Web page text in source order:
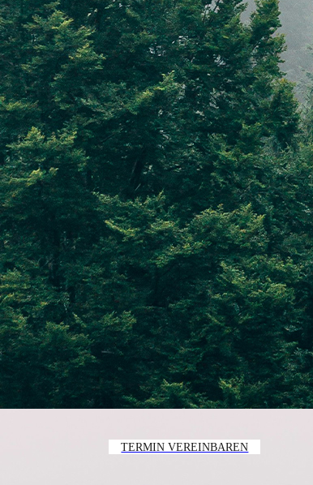
TERMIN VEREINBAREN